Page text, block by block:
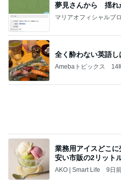
夢見さんから 揺れ
マリアオフィシャルブ
全く酔わない英語し
Amebaトピックス 14
業務用アイスどこ
安い市販の2リット
トレ
AKO | Smart Life 9日